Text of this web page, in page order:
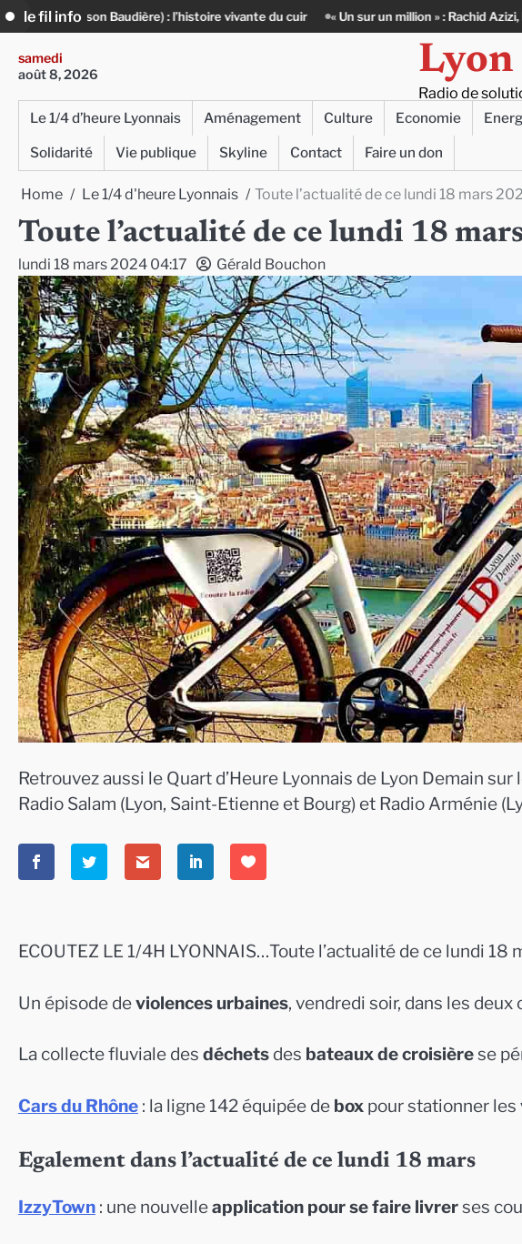
Skip
to
content
le fil info
: l’histoire vivante du cuir « Un sur un million » : Rachid Azizi, l’homme sous
samedi
août 8, 2026
Lyon
Radio de
Le 1/4 d’heure Lyonnais Aménagement Culture Economie
Solidarité
Vie publique Skyline Contact Faire un don
Home Le 1/4 d'heure Lyonnais Toute l’actualité de ce lundi 18 mars
Toute l’actualité de ce lundi 18
lundi 18 mars 2024 04:17 Gérald Bouchon
Retrouvez aussi le Quart d’Heure Lyonnais de Lyon Demain
Radio Salam (Lyon, Saint-Etienne et Bourg) et Radio Arménie
ECOUTEZ LE 1/4H LYONNAIS…Toute l’actualité de ce lundi 18
Un épisode deviolences urbaines, vendredi soir, dans les deux
La collecte fluviale des déchets des bateaux de croisièrese
Cars du Rhône : la ligne 142 équipée de box pour stationner les
Egalement dans l’actualité de ce lundi 18 mars
IzzyTown : une nouvelleapplication pour se faire livrerses